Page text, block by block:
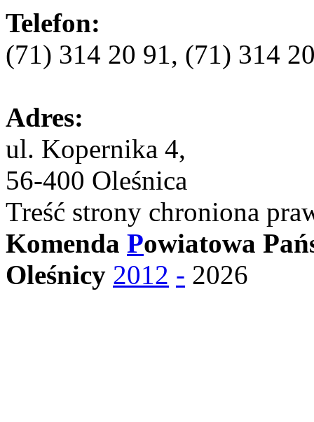
Telefon:
(71) 314 20 91, (71) 314
Adres:
ul. Kopernika 4,
56-400 Oleśnica
Treść strony chroniona
Komenda Powiatowa
Oleśnicy 2012 - 2026